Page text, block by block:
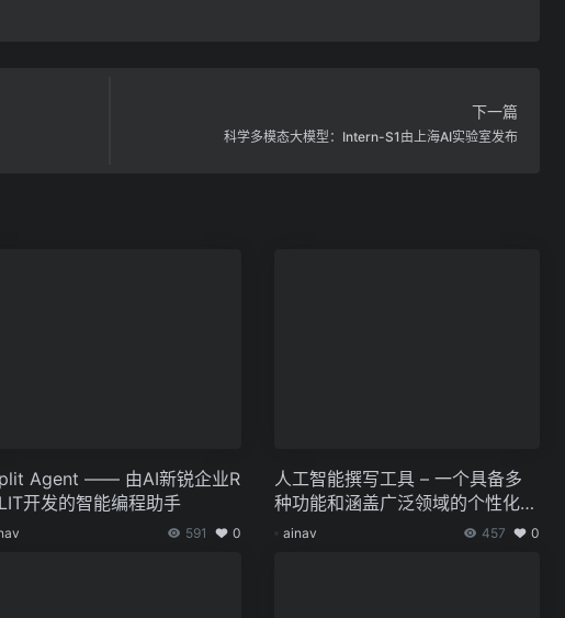
下一篇
科学多模态大模型：Intern-S1由上海AI实验室发布
Agent —— 由AI新锐企业R
开发的智能编程助手
591 0
人工智能撰写工具 – 一个具备多
种功能和涵盖广泛领域的个性化文
本创造平台
ainav 457 0